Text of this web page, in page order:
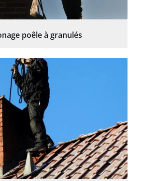
poêle à granulés